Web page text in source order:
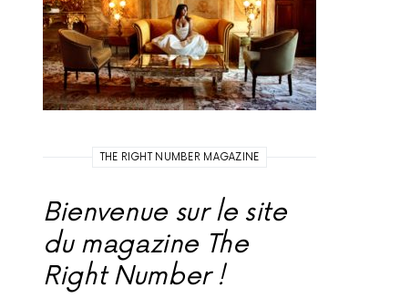
THE RIGHT NUMBER MAGAZINE
Bienvenue sur le site
du magazine The
Right Number !